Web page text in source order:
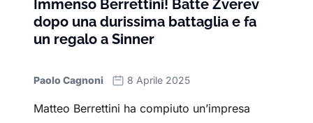
Immenso Berrettini! Batte Zverev
dopo una durissima battaglia e fa
un regalo a Sinner
Paolo Cagnoni 8 Aprile 2025
Matteo Berrettini ha compiuto un’impresa